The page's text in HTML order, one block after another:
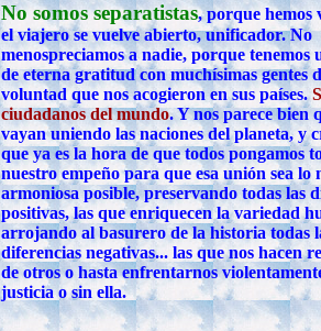
No somos separatistas, porque hemos
el viajero se vuelve abierto, unificador. No
menospreciamos a nadie, porque tenemos
de eterna gratitud con muchísimas gentes
voluntad que nos acogieron en sus países.
ciudadanos del mundo. Y nos parece bien
vayan uniendo las naciones del planeta, y
que ya es la hora de que todos pongamos
nuestro empeño para que esa unión sea lo
armoniosa posible, preservando todas las
positivas, las que enriquecen la variedad
arrojando al basurero de la historia todas
diferencias negativas... las que nos hacen
de otros o hasta enfrentarnos
justicia o sin ella.